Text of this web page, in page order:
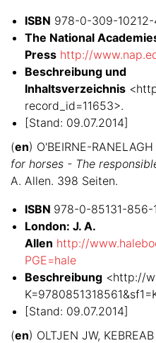
ISBN 978-0-309-10212-
The National
Press http://
Beschreibung und
Inhaltsverzeichnis
record_id=11653>.
[Stand: 09.07.2014]
(en) O'BEIRNE-
for horses - The
A. Allen. 398 Seiten.
ISBN 978-0-85131-856-1
London: J. A.
Allen http://
PGE=hale
Beschreibung <http://
[Stand: 09.07.2014]
(en) OLTJEN JW,